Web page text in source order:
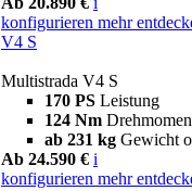
konfigurieren mehr
V4 S
Multistrada V4 S
170 PS Leistung
124 Nm
ab 231 kg Gewicht
Ab 24.590 € i
konfigurieren mehr